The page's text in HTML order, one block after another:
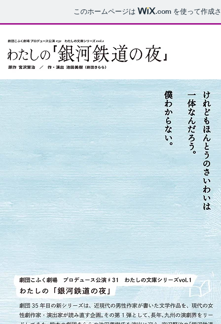
このホームページは .comを使って作成